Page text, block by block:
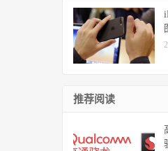
推荐阅读